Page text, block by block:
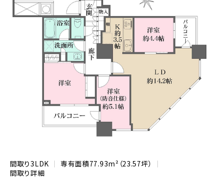
間取り3LDK 専有面積77.93m²（23.57坪）
間取り詳細